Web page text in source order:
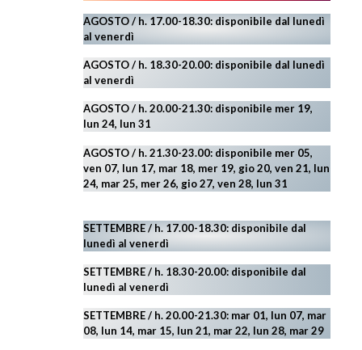
AGOSTO / h. 17.00-18.30: disponibile dal lunedì
al venerdì
AGOSTO/ h. 18.30-20.00: disponibile dal lunedì
al venerdì
AGOSTO / h. 20.00-21.30: disponibile mer 19,
lun 24, lun 31
AGOSTO/ h. 21.30-23.00: disponibile mer 05,
ven 07, lun 17, mar 18, mer 19, gio 20, ven 21, lun
24, mar 25, mer 26, gio 27, ven 28, lun 31
SETTEMBRE / h. 17.00-18.30: disponibile dal
lunedì al venerdì
SETTEMBRE / h. 18.30-20.00: disponibile dal
lunedì al venerdì
SETTEMBRE / h. 20.00-21.30: mar 01, lun 07, mar
08, lun 14, mar 15, lun 21, mar 22, lun 28, mar 29